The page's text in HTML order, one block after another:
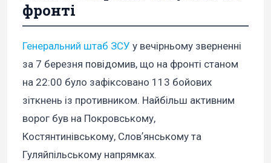
фронті
Генеральний штаб ЗСУ у вечірньому зверненні
за 7 березня повідомив, що на фронті станом
на 22:00 було зафіксовано 113 бойових
зіткнень із противником. Найбільш активним
ворог був на Покровському,
Костянтинівському, Словʼянському та
Гуляйпільському напрямках.